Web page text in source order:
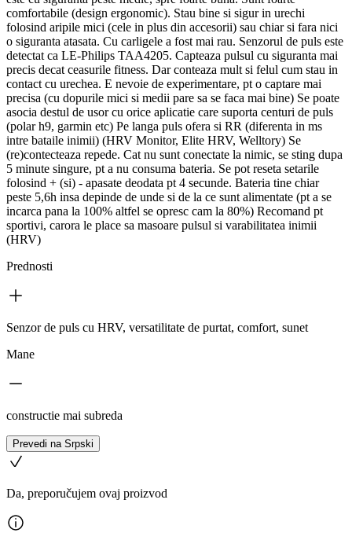
comfortabile (design ergonomic). Stau bine si sigur in urechi
folosind aripile mici (cele in plus din accesorii) sau chiar si fara nici
o siguranta atasata. Cu carligele a fost mai rau. Senzorul de puls este
detectat ca LE-Philips TAA4205. Capteaza pulsul cu siguranta mai
precis decat ceasurile fitness. Dar conteaza mult si felul cum stau in
contact cu urechea. E nevoie de experimentare, pt o captare mai
precisa (cu dopurile mici si medii pare sa se faca mai bine) Se poate
asocia destul de usor cu orice aplicatie care suporta centuri de puls
(polar h9, garmin etc) Pe langa puls ofera si RR (diferenta in ms
intre bataile inimii) (HRV Monitor, Elite HRV, Welltory) Se
(re)contecteaza repede. Cat nu sunt conectate la nimic, se sting dupa
5 minute singure, pt a nu consuma bateria. Se pot reseta setarile
folosind + (si) - apasate deodata pt 4 secunde. Bateria tine chiar
peste 5,6h insa depinde de unde si de la ce sunt alimentate (pt a se
incarca pana la 100% altfel se opresc cam la 80%) Recomand pt
sportivi, carora le place sa masoare pulsul si varabilitatea inimii
(HRV)
Prednosti
Senzor de puls cu HRV, versatilitate de purtat, comfort, sunet
Mane
constructie mai subreda
Prevedi na Srpski
Da, preporučujem ovaj proizvod